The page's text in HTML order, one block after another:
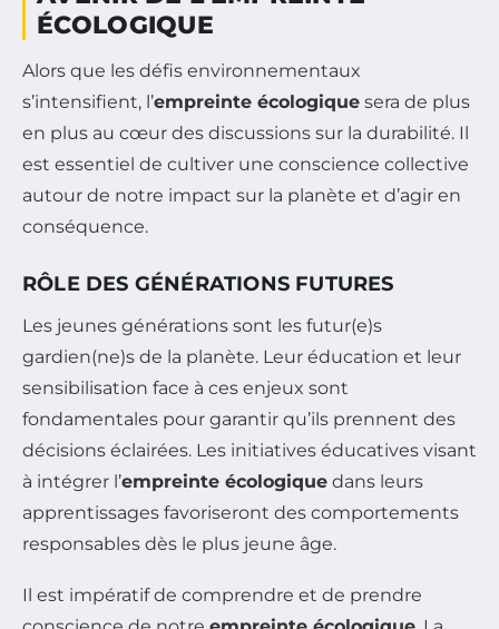
ÉCOLOGIQUE
Alors que les défis environnementaux
s’intensifient, l’empreinte écologique sera de plus
en plus au cœur des discussions sur la durabilité. Il
est essentiel de cultiver une conscience collective
autour de notre impact sur la planète et d’agir en
conséquence.
RÔLE DES GÉNÉRATIONS FUTURES
Les jeunes générations sont les futur(e)s
gardien(ne)s de la planète. Leur éducation et leur
sensibilisation face à ces enjeux sont
fondamentales pour garantir qu’ils prennent des
décisions éclairées. Les initiatives éducatives visant
à intégrer l’empreinte écologique dans leurs
apprentissages favoriseront des comportements
responsables dès le plus jeune âge.
Il est impératif de comprendre et de prendre